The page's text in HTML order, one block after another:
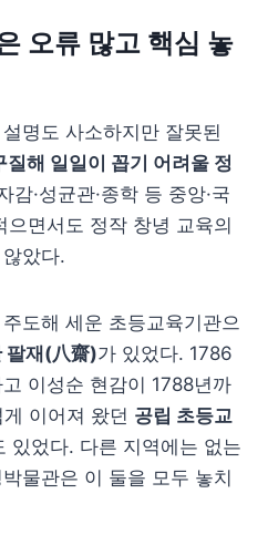
오류 많고 핵심 놓
명도 사소하지만 잘못된
질해 일일이 꼽기 어려울 정
·성균관·종학 등 중앙·국
으면서도 정작 창녕 교육의
았다.
도해 세운 초등교육기관으
팔재(八齋)가 있었다. 1786
이성순 현감이 1788년까
이어져 왔던 공립 초등교
있었다. 다른 지역에는 없는
물관은 이 둘을 모두 놓치